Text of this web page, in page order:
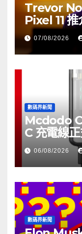
Trevor
Pixel 11 推
07/08/2026
數碼界新聞
Mcdodo
C 充電線
06/08/2026
數碼界新聞